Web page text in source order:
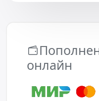
онлайн